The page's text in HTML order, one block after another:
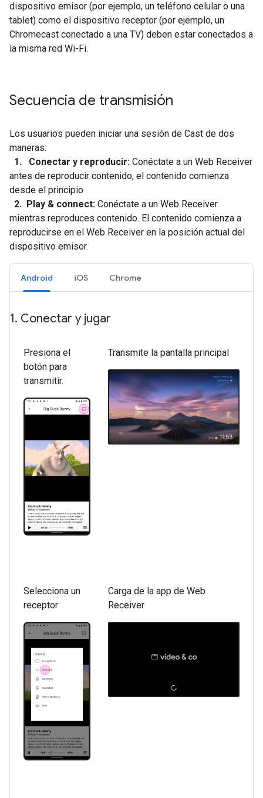
dispositivo emisor (por ejemplo, un teléfono celular o una
tablet) como el dispositivo receptor (por ejemplo, un
Chromecast conectado a una TV) deben estar conectados a
la misma red Wi-Fi.
Secuencia de transmisión
Los usuarios pueden iniciar una sesión de Cast de dos
maneras:
1. Conectar y reproducir: Conéctate a un Web Receiver
antes de reproducir contenido, el contenido comienza
desde el principio
2. Play & connect: Conéctate a un Web Receiver
mientras reproduces contenido. El contenido comienza a
reproducirse en el Web Receiver en la posición actual del
dispositivo emisor.
Android iOS Chrome
1. Conectar y jugar
Presiona el
botón para
transmitir.
Transmite la pantalla principal
Selecciona un
receptor
Carga de la app de Web
Receiver